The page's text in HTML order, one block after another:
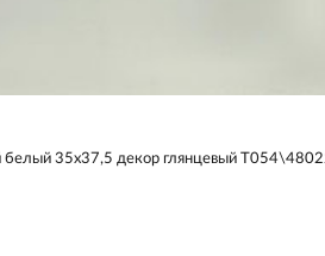
белый 35x37,5 декор глянцевый